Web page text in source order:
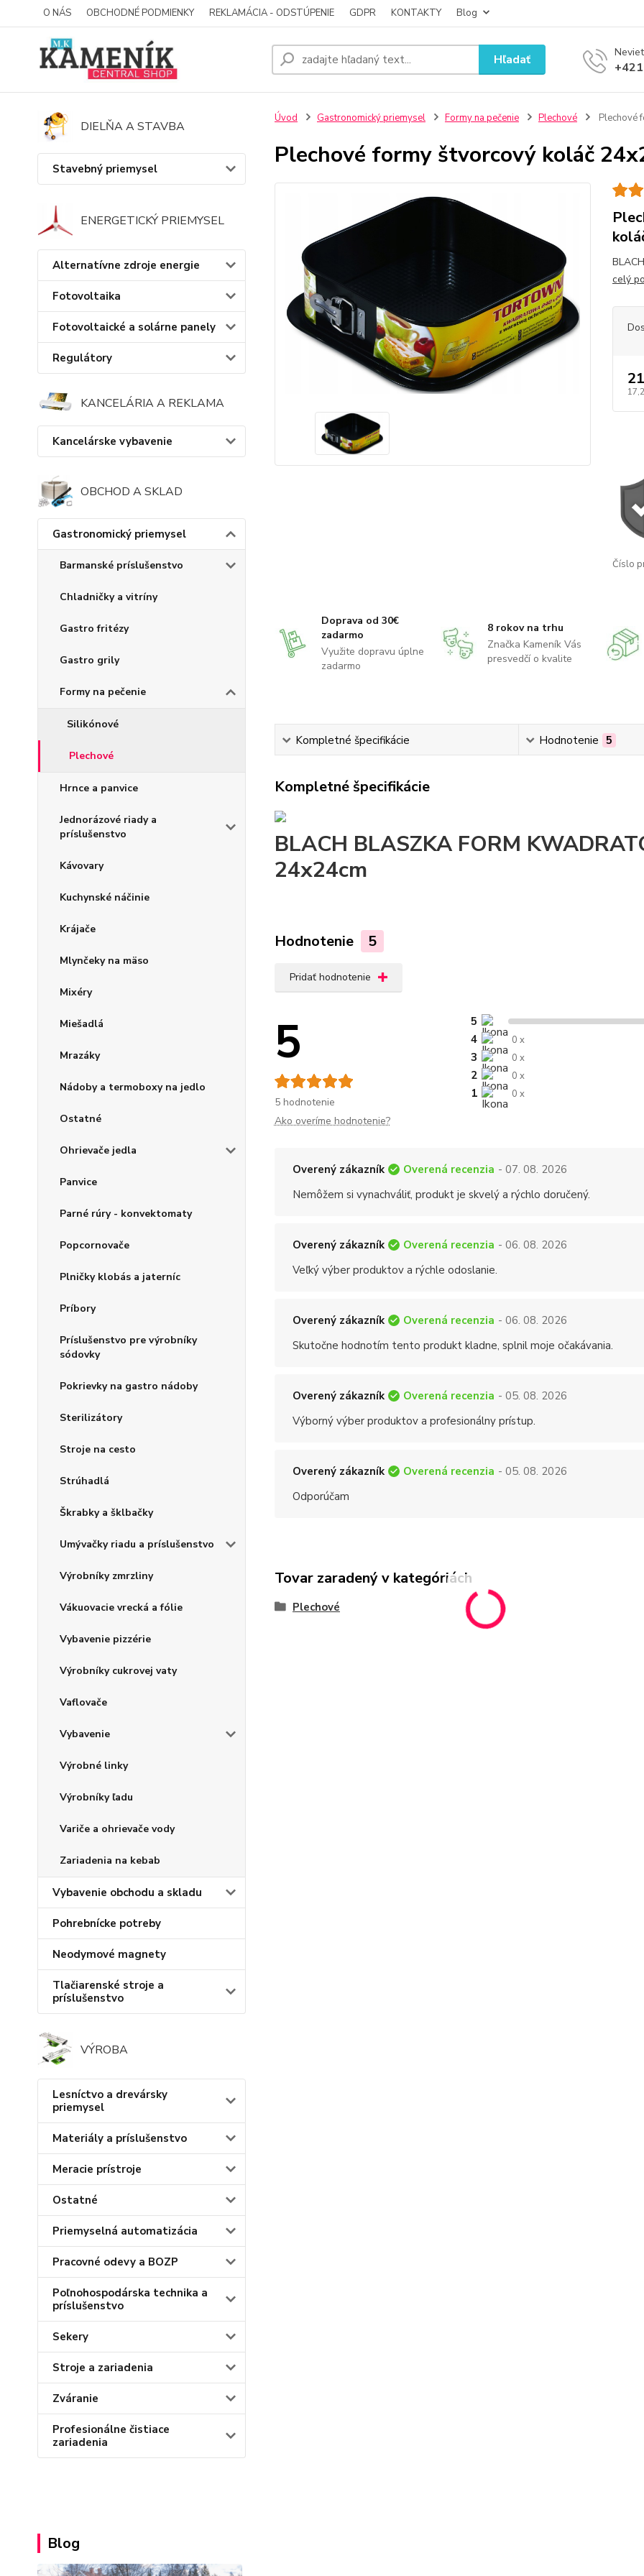
O NÁS OBCHODNÉ PODMIENKY REKLAMÁCIA - ODSTÚPENIE GDPR KONTAKTY Blog
Hľadať
DIELŇA A STAVBA
Stavebný priemysel
ENERGETICKÝ PRIEMYSEL
Alternatívne zdroje energie
Fotovoltaika
Fotovoltaické a solárne panely
Regulátory
KANCELÁRIA A REKLAMA
Kancelárske vybavenie
OBCHOD A SKLAD
Gastronomický priemysel
Barmanské príslušenstvo
Chladničky a vitríny
Gastro fritézy
Gastro grily
Formy na pečenie
Silikónové
Plechové
Hrnce a panvice
Jednorázové riady a
príslušenstvo
Kávovary
Kuchynské náčinie
Krájače
Mlynčeky na mäso
Mixéry
Miešadlá
Mrazáky
Nádoby a termoboxy na jedlo
Ostatné
Ohrievače jedla
Panvice
Parné rúry - konvektomaty
Popcornovače
Plničky klobás a jaterníc
Príbory
Príslušenstvo pre výrobníky
sódovky
Pokrievky na gastro nádoby
Sterilizátory
Stroje na cesto
Strúhadlá
Škrabky a šklbačky
Umývačky riadu a príslušenstvo
Výrobníky zmrzliny
Vákuovacie vrecká a fólie
Vybavenie pizzérie
Výrobníky cukrovej vaty
Vaflovače
Vybavenie
Výrobné linky
Výrobníky ľadu
Variče a ohrievače vody
Zariadenia na kebab
Vybavenie obchodu a skladu
Pohrebnícke potreby
Neodymové magnety
Tlačiarenské stroje a
príslušenstvo
VÝROBA
Lesníctvo a drevársky
priemysel
Materiály a príslušenstvo
Meracie prístroje
Ostatné
Priemyselná automatizácia
Pracovné odevy a BOZP
Poľnohospodárska technika a
príslušenstvo
Sekery
Stroje a zariadenia
Zváranie
Profesionálne čistiace
zariadenia
Blog
Úvod Gastronomický priemysel Formy na pečenie Plechové Plechové
Plechové formy štvorcový koláč
celý
Číslo
Doprava od 30€
zadarmo
Využite dopravu úplne
zadarmo
8 rokov na trhu
Značka Kameník Vás
presvedčí o kvalite
Kompletné špecifikácie Hodnotenie 5
Kompletné špecifikácie
BLACH BLASZKA FORM
24x24cm
Hodnotenie 5
Pridať hodnotenie
5
5 hodnotenie
5
4
0 x
3 0 x
2 0 x
1 0 x
Ako overíme hodnotenie?
Overený zákazník Overená recenzia - 07. 08. 2026
Nemôžem si vynachváliť, produkt je skvelý a rýchlo doručený.
Overený zákazník Overená recenzia - 06. 08. 2026
Veľký výber produktov a rýchle odoslanie.
Overený zákazník Overená recenzia - 06. 08. 2026
Skutočne hodnotím tento produkt kladne, splnil moje očakávania.
Overený zákazník Overená recenzia - 05. 08. 2026
Výborný výber produktov a profesionálny prístup.
Overený zákazník Overená recenzia - 05. 08. 2026
Odporúčam
Tovar zaradený v kategóriách
Plechové